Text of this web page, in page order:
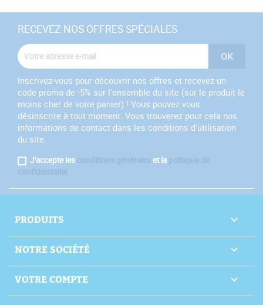
RECEVEZ NOS OFFRES SPÉCIALES
Inscrivez-vous pour découvrir nos offres et recevez un
code promo de -5% sur l'ensemble du site (sur le produit le
moins cher de votre panier) ! Vous pouvez vous
désinscrire à tout moment. Vous trouverez pour cela nos
informations de contact dans les conditions d'utilisation
du site.
J'accepte les et la
PRODUITS 
NOTRE SOCIÉTÉ 
VOTRE COMPTE 